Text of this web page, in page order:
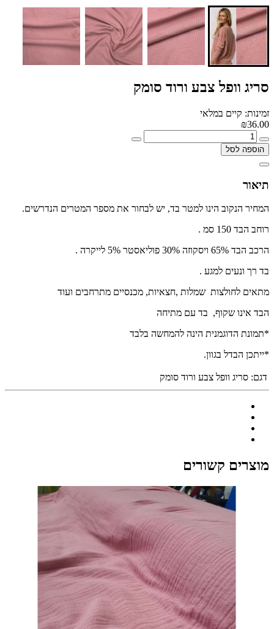
סריג וופל צבע ורוד סומק
זמינות: קיים במלאי
₪36.00
הוספה לסל
תיאור
המחיר הנקוב הינו למטר בד, יש לבחור את מספר המטרים הנדרשים.
רוחב הבד 150 סמ .
הרכב הבד 65% ויסקוזה 30% פוליאסטר 5% לייקרה .
בד רך ונעים למגע .
מתאים לחולצות שמלות ,חצאיות, מכנסיים מתרחבים ועוד
הבד אינו שקוף, בד עם מתיחה
*תמונת הדוגמנית הינה להמחשה בלבד
*ייתכן הבדל בגוון.
דגם: סריג וופל צבע ורוד סומק
מוצרים קשורים